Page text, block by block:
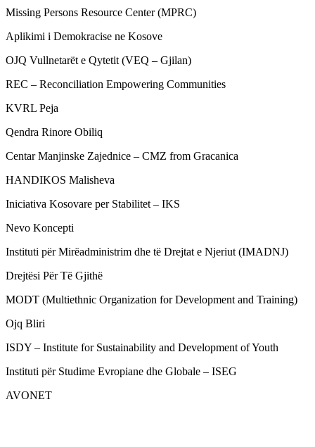
Missing Persons Resource Center (MPRC)
Aplikimi i Demokracise ne Kosove
OJQ Vullnetarët e Qytetit (VEQ – Gjilan)
REC – Reconciliation Empowering Communities
KVRL Peja
Qendra Rinore Obiliq
Centar Manjinske Zajednice – CMZ from Gracanica
HANDIKOS Malisheva
Iniciativa Kosovare per Stabilitet – IKS
Nevo Koncepti
Instituti për Mirëadministrim dhe të Drejtat e Njeriut (IMADNJ)
Drejtësi Për Të Gjithë
MODT (Multiethnic Organization for Development and Training)
Ojq Bliri
ISDY – Institute for Sustainability and Development of Youth
Instituti për Studime Evropiane dhe Globale – ISEG
AVONET